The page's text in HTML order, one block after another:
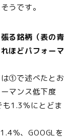
うです。
る銘柄（表の青
ほどパフォーマ
は①で述べたとお
マンス低下度
も1.3％にとどま
％、GOOGLを